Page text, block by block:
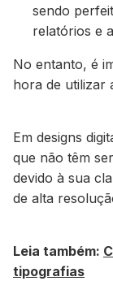
sendo
relatórios e
No entanto, é
hora de utilizar
Em designs
que não têm
devido à sua
de alta
Leia também:
tipografias